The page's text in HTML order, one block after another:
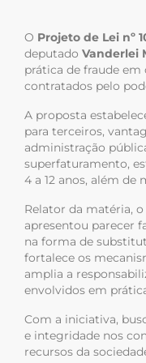
O Projeto de Lei nº
deputado Vanderlei
prática de fraude em
contratados pelo
A proposta
para terceiros,
administração
superfaturamento,
4 a 12 anos, além de
Relator da matéria,
apresentou parecer
na forma de
fortalece os
amplia a
envolvidos em
Com a iniciativa,
e integridade nos
recursos da